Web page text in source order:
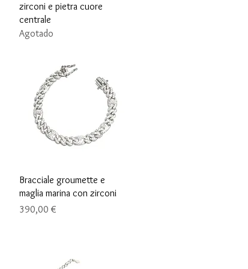
zirconi e pietra cuore
centrale
Agotado
Vista rápida
Bracciale groumette e
maglia marina con zirconi
Precio
390,00 €